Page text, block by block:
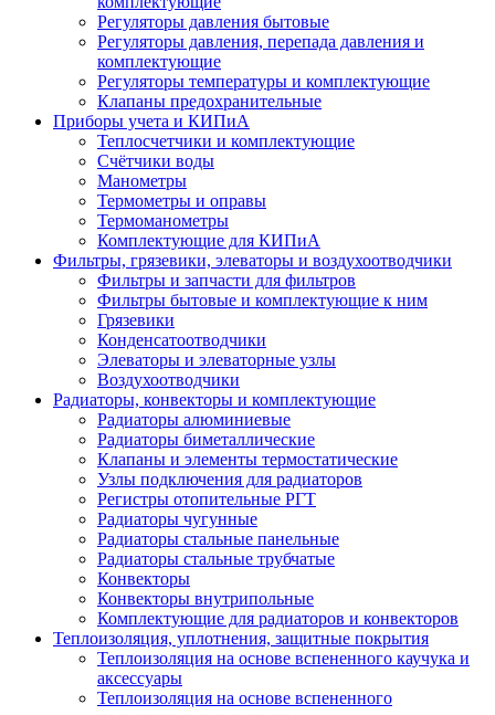
Регуляторы давления бытовые
Регуляторы давления, перепада давления и
комплектующие
Регуляторы температуры и комплектующие
Клапаны предохранительные
Приборы учета и КИПиА
Теплосчетчики и комплектующие
Счётчики воды
Манометры
Термометры и оправы
Термоманометры
Комплектующие для КИПиА
Фильтры, грязевики, элеваторы и воздухоотводчики
Фильтры и запчасти для фильтров
Фильтры бытовые и комплектующие к ним
Грязевики
Конденсатоотводчики
Элеваторы и элеваторные узлы
Воздухоотводчики
Радиаторы, конвекторы и комплектующие
Радиаторы алюминиевые
Радиаторы биметаллические
Клапаны и элементы термостатические
Узлы подключения для радиаторов
Регистры отопительные РГТ
Радиаторы чугунные
Радиаторы стальные панельные
Радиаторы стальные трубчатые
Конвекторы
Конвекторы внутрипольные
Комплектующие для радиаторов и конвекторов
Теплоизоляция, уплотнения, защитные покрытия
Теплоизоляция на основе вспененного каучука и
аксессуары
Теплоизоляция на основе вспененного